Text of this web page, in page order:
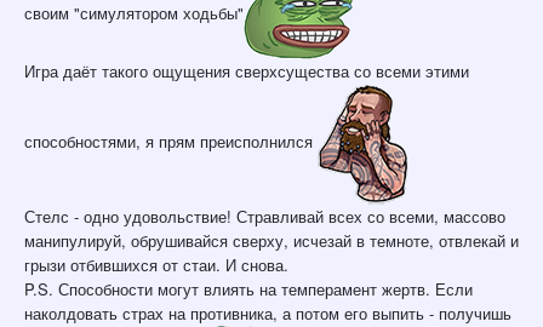
своим "симулятором ходьбы"
Игра даёт такого ощущения сверхсущества со всеми этими
способностями, я прям преисполнился
Стелс - одно удовольствие! Стравливай всех со всеми, массово
манипулируй, обрушивайся сверху, исчезай в темноте, отвлекай и
грызи отбившихся от стаи. И снова.
P.S. Способности могут влиять на темперамент жертв. Если
наколдовать страх на противника, а потом его выпить - получишь